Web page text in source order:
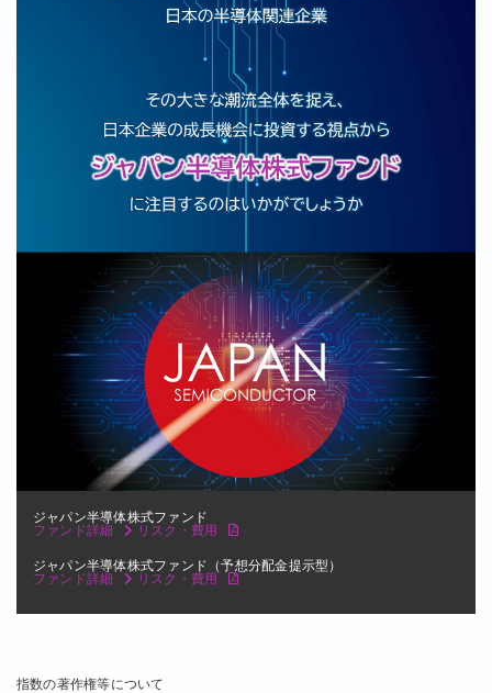
ジャパン半導体株式ファンド
ファンド詳細
リスク・費用
ジャパン半導体株式ファンド（予想分配金提示型）
ファンド詳細
リスク・費用
指数の著作権等について